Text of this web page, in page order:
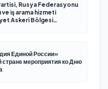
Rusya Federasyonu
ve iş arama hizmeti
Askeri Bölgesi
Единой России»
стране мероприятия ко Дню